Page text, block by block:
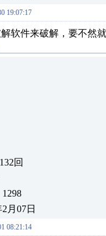
19:07:17
软件来破解，要不然
回
月07日
08:21:14